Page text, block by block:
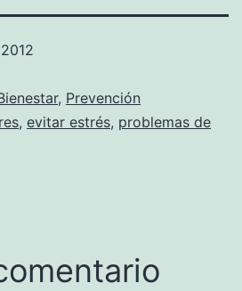
, Prevención
, evitar estrés, problemas de